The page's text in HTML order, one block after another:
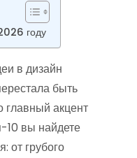
году
в дизайн
быть
главный акцент
10 вы найдете
от грубого